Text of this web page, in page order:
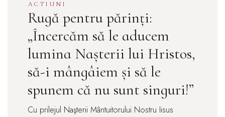
ACTIUNI
Rugă pentru părinți:
„Încercăm să le aducem
lumina Naşterii lui Hristos,
să-i mângâiem şi să le
spunem că nu sunt singuri!”
Cu prilejul Naşterii Mântuitorului Nostru Iisus